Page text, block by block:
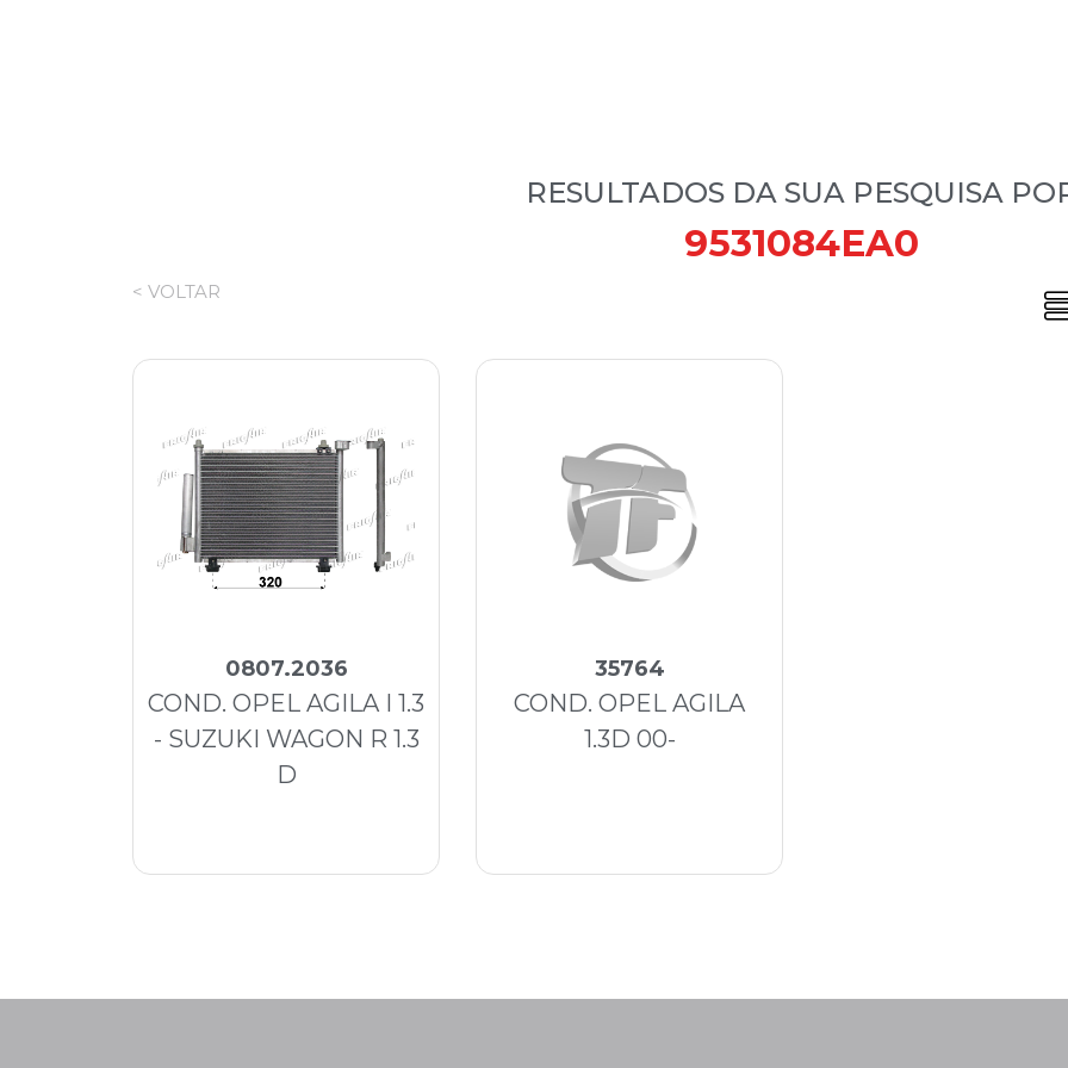
RESULTADOS DA SUA PESQUISA
9531084EA0
< VOLTAR
0807.2036
COND. OPEL AGILA I 1.3
- SUZUKI WAGON R 1.3
D
35764
COND. OPEL AGILA
1.3D 00-